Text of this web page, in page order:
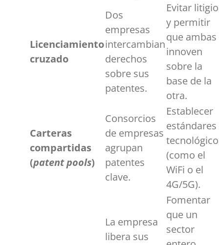
Licenciamiento
cruzado
Dos
empresas
intercambian
derechos
sobre sus
patentes.
Evitar
y permitir
que ambas
innoven
sobre la
base de la
otra.
Carteras
compartidas
(patent pools)
Consorcios
de empresas
agrupan
patentes
clave.
Establecer
estándares
(como el
WiFi o el
4G/5G).
La empresa
libera sus
Fomentar
que un
sector